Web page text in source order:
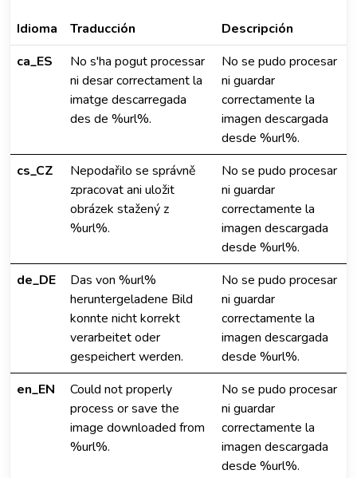
Idioma Traducción
Descripción
ca_ES
No s'ha pogut processar
ni desar correctament la
imatge descarregada
des de %url%.
No se pudo procesar
ni guardar
correctamente la
imagen descargada
desde %url%.
cs_CZ
Nepodařilo se správně
zpracovat ani uložit
obrázek stažený z
%url%.
No se pudo procesar
ni guardar
correctamente la
imagen descargada
desde %url%.
de_DE
Das von %url%
heruntergeladene Bild
konnte nicht korrekt
verarbeitet oder
gespeichert werden.
No se pudo procesar
ni guardar
correctamente la
imagen descargada
desde %url%.
en_EN
Could not properly
process or save the
image downloaded from
%url%.
No se pudo procesar
ni guardar
correctamente la
imagen descargada
desde %url%.